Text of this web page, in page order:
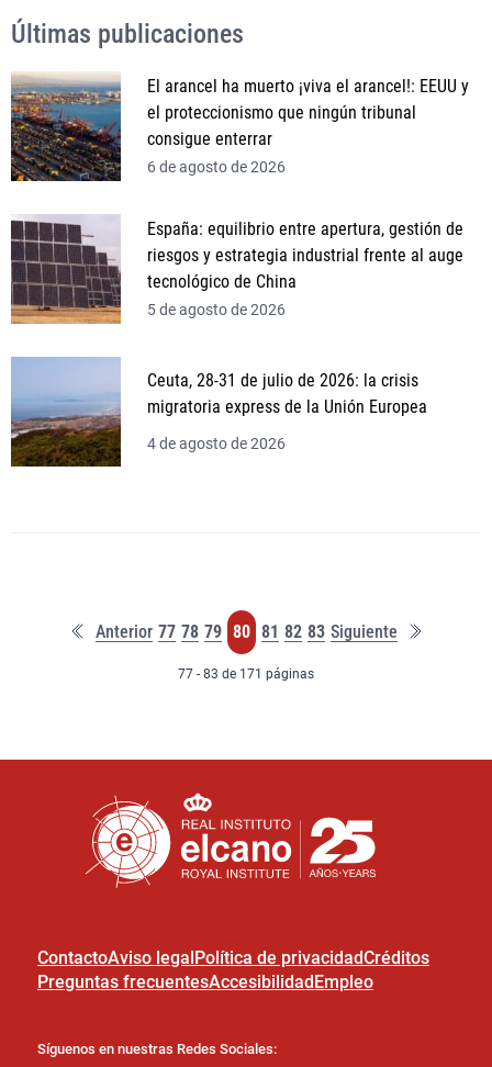
Últimas publicaciones
El arancel ha muerto ¡viva el arancel!: EEUU y
el proteccionismo que ningún tribunal
consigue enterrar
6 de agosto de 2026
España: equilibrio entre apertura, gestión de
riesgos y estrategia industrial frente al auge
tecnológico de China
5 de agosto de 2026
Ceuta, 28-31 de julio de 2026: la crisis
migratoria express de la Unión Europea
4 de agosto de 2026
Primera
página
Anterior Página
77 Página
78 Página
79 Página
80 Página
81 Página
82 Página
83 Siguiente
Última
página
77 - 83 de 171 páginas
ContactoAviso legalPolítica de privacidadCréditos
Preguntas frecuentesAccesibilidadEmpleo
Síguenos en nuestras Redes Sociales: